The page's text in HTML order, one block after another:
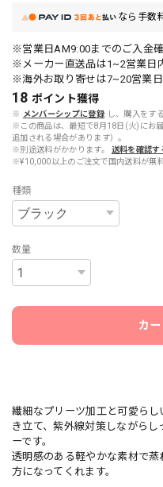
なら 手数
※営業日AM9:00までのご入金確
※メーカー直送品は1~2営業日
※海外お取り寄せは7~20営業日
18 ポイント獲得
※ メンバーシップに登録 し、購入をす
※この商品は、最短で8月18日(火)にお
追加される場合があります）。
※別途送料がかかります。
送料を確認す
※¥10,000以上のご注文で国内送料が無料
種類
数量
カ
繊細なプリーツ加工と可愛らし
き立て、紫外線対策しながら
ーです。
透明感のある軽やかな素材で
方になってくれます。